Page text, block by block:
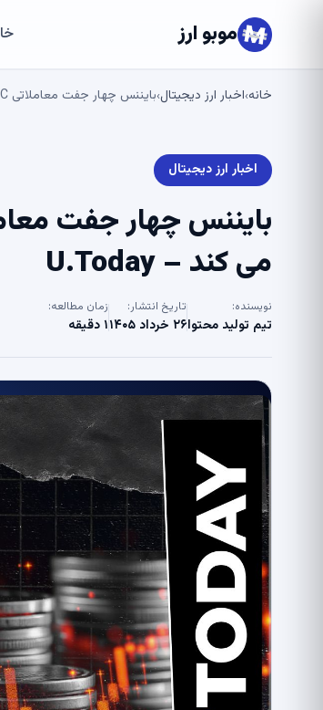
موبو ارز
خانه›اخبار ارز دیجیتال›بایننس چهار جفت معاملاتی USDC را ظرف چند روز از لیست حذف می کند – U.Today
اخبار ارز دیجیتال
می کند – U.Today
نویسنده:
تیم تولید محتوا
تاریخ انتشار:
۲۶ خرداد ۱۴۰۵
زمان مطالعه:
۱ دقیقه